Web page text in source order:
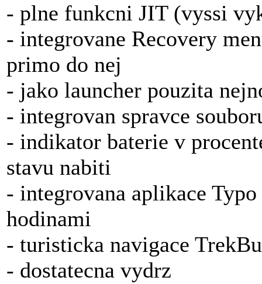
- plne funkcni JIT (vyssi
- integrovane Recovery
primo do nej
- jako launcher pouzita
- integrovan spravce
- indikator baterie v
stavu nabiti
- integrovana aplikace
hodinami
- turisticka navigace
- dostatecna vydrz